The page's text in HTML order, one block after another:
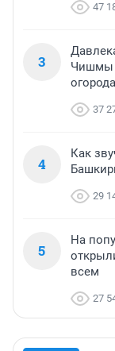
47
3
Чишмы
37
4
Как
29
5
На
всем
27